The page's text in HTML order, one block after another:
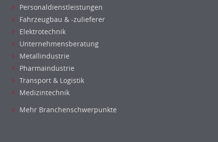
Personaldienstleistungen
Fahrzeugbau & -zulieferer
Elektrotechnik
Unternehmensberatung
Metallindustrie
Pharmaindustrie
Transport & Logistik
Medizintechnik
Mehr Branchenschwerpunkte